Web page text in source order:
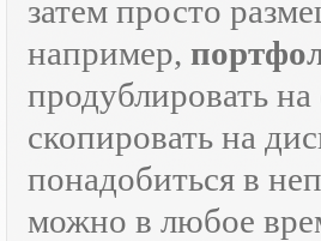
затем просто
например,
продублировать
скопировать на
понадобиться в
можно в любое